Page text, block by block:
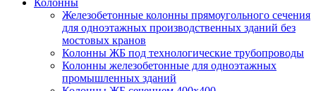
Колонны
Железобетонные колонны прямоугольного сечения
для одноэтажных производственных зданий без
мостовых кранов
Колонны ЖБ под технологические трубопроводы
Колонны железобетонные для одноэтажных
промышленных зданий